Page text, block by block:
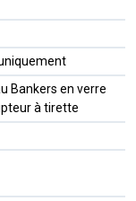
Bankers en verre
à tirette